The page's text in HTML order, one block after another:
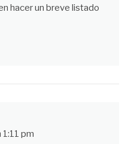
hacer un breve listado
pm